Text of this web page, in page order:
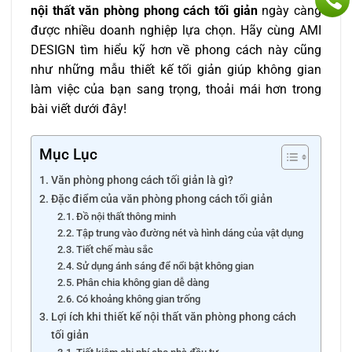
nội thất văn phòng phong cách tối giảnngày càng
được nhiều doanh nghiệp lựa chọn. Hãy cùng AMI
DESIGN tìm hiểu kỹ hơn về phong cách này cũng
như những mẫu thiết kế tối giản giúp không gian
làm việc của bạn sang trọng, thoải mái hơn trong
bài viết dưới đây!
Mục Lục
Văn phòng phong cách tối giản là gì?
Đặc điểm của văn phòng phong cách tối giản
Đồ nội thất thông minh
Tập trung vào đường nét và hình dáng của vật dụng
Tiết chế màu sắc
Sử dụng ánh sáng để nổi bật không gian
Phân chia không gian dễ dàng
Có khoảng không gian trống
Lợi ích khi thiết kế nội thất văn phòng phong cách
tối giản